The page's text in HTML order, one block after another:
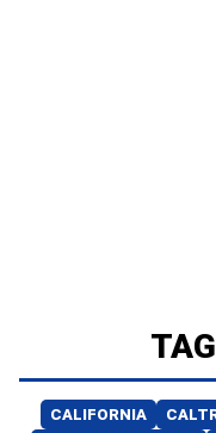
CALIFORNIA